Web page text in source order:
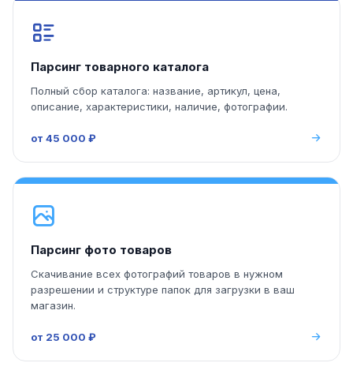
Парсинг товарного каталога
Полный сбор каталога: название, артикул, цена,
описание, характеристики, наличие, фотографии.
от 45 000 ₽
Парсинг фото товаров
Скачивание всех фотографий товаров в нужном
разрешении и структуре папок для загрузки в ваш
магазин.
от 25 000 ₽